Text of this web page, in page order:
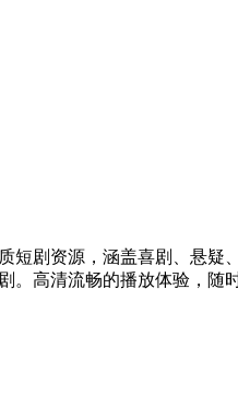
短剧资源，涵盖喜剧、悬疑
。高清流畅的播放体验，随